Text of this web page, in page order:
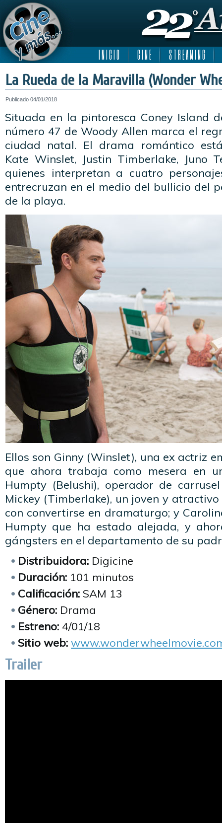
I N I C I O C I N E S T R E A M I N G
La Rueda de la Maravilla (Wonder
Publicado 04/01/2018
Situada en la pintoresca Coney Island
número 47 de Woody Allen marca el
ciudad natal. El drama romántico
Kate Winslet, Justin Timberlake, Juno
quienes interpretan a cuatro
entrecruzan en el medio del bullicio del
de la playa.
Ellos son Ginny (Winslet), una ex actriz
que ahora trabaja como mesera en
Humpty (Belushi), operador de
Mickey (Timberlake), un joven y
con convertirse en dramaturgo; y
Humpty que ha estado alejada, y
gángsters en el departamento de su
Distribuidora: Digicine
Duración: 101 minutos
Calificación: SAM 13
Género: Drama
Estreno: 4/01/18
Sitio web:
Trailer